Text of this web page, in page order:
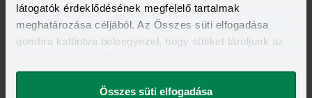
látogatók érdeklődésének megfelelő tartalmak
meghatározása céljából. Az Összes süti elfogadása
gombra kattintva beleegyezel, hogy sütiket tároljunk az
megváltoztathatod.
Összes süti elfogadása
Tovább a fiókoldalra